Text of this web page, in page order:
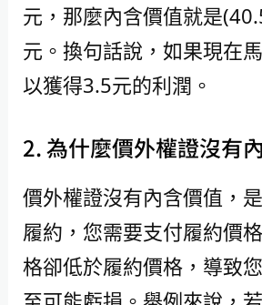
元，那麼內含價值就是
元。換句話說，如果現在
以獲得3.5元的利潤。
2. 為什麼價外權證沒有
價外權證沒有內含價值，
履約，您需要支付履約價
格卻低於履約價格，導致